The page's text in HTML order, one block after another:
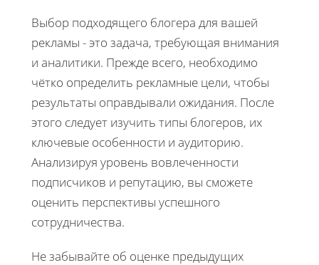
Выбор подходящего блогера для вашей
рекламы - это задача, требующая внимания
и аналитики. Прежде всего, необходимо
чётко определить рекламные цели, чтобы
результаты оправдывали ожидания. После
этого следует изучить типы блогеров, их
ключевые особенности и аудиторию.
Анализируя уровень вовлеченности
подписчиков и репутацию, вы сможете
оценить перспективы успешного
сотрудничества.
Не забывайте об оценке предыдущих